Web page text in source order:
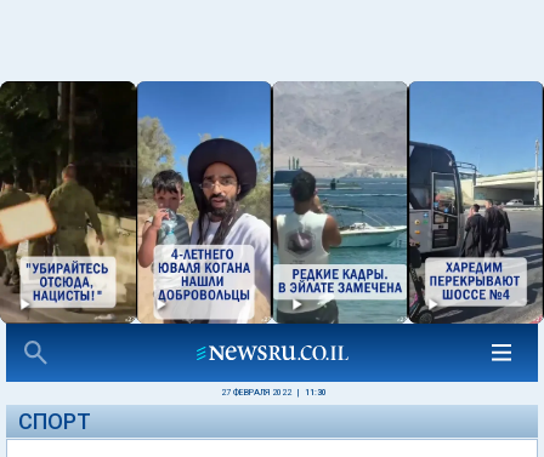
27 ФЕВРАЛЯ 2022 11:30
СПОРТ